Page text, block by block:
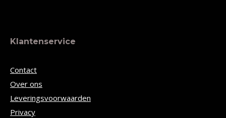
Klantenservice
Contact
Over ons
Leveringsvoorwaarden
Privacy